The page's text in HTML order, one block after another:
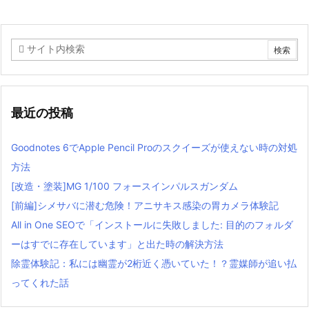
最近の投稿
Goodnotes 6でApple Pencil Proのスクイーズが使えない時の対処
方法
[改造・塗装]MG 1/100 フォースインパルスガンダム
[前編]シメサバに潜む危険！アニサキス感染の胃カメラ体験記
All in One SEOで「インストールに失敗しました: 目的のフォルダ
ーはすでに存在しています」と出た時の解決方法
除霊体験記：私には幽霊が2桁近く憑いていた！？霊媒師が追い払
ってくれた話